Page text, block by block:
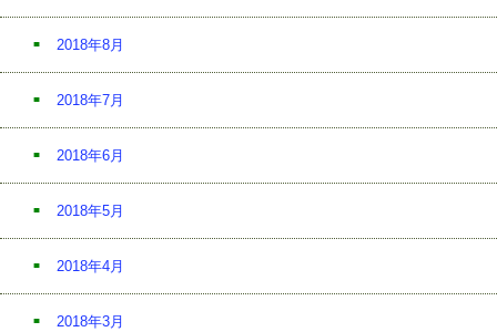
2018年8月
2018年7月
2018年6月
2018年5月
2018年4月
2018年3月